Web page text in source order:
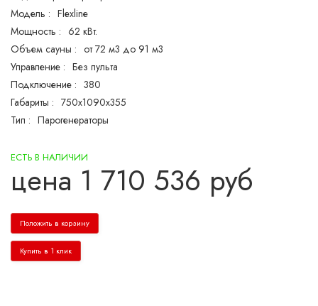
Модель : Flexline
Мощность : 62 кВт.
Объем сауны : от 72 м3 до 91 м3
Управление : Без пульта
Подключение : 380
Габариты : 750x1090x355
Тип : Парогенераторы
ЕСТЬ В НАЛИЧИИ
цена 1 710 536 руб
Положить в корзину
Купить в 1 клик